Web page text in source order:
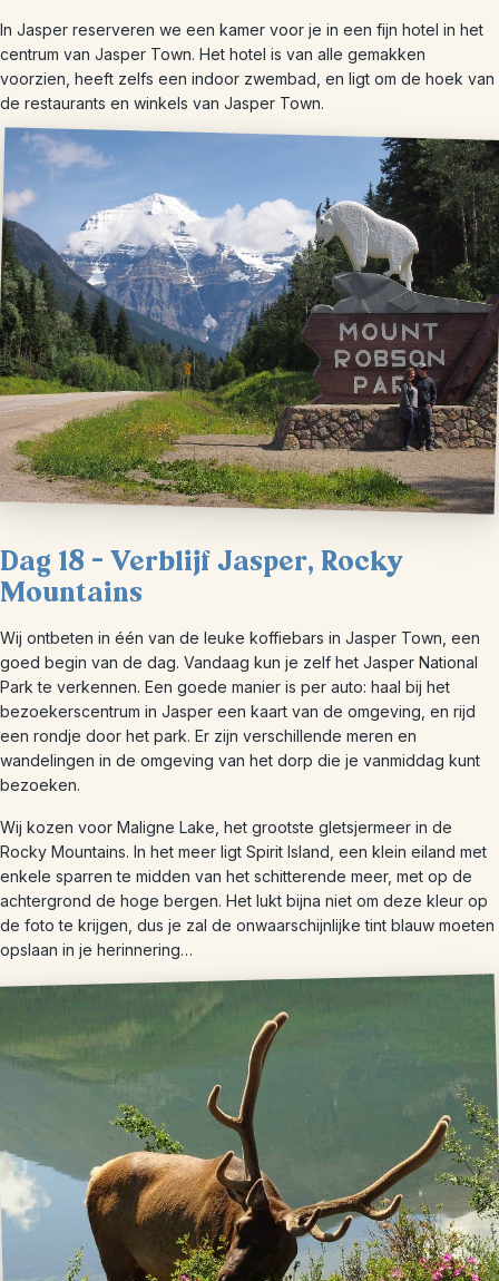
In Jasper reserveren we een kamer voor je in een fijn hotel in het
centrum van Jasper Town. Het hotel is van alle gemakken
voorzien, heeft zelfs een indoor zwembad, en ligt om de hoek van
de restaurants en winkels van Jasper Town.
Dag 18 – Verblijf Jasper, Rocky
Mountains
Wij ontbeten in één van de leuke koffiebars in Jasper Town, een
goed begin van de dag. Vandaag kun je zelf het Jasper National
Park te verkennen. Een goede manier is per auto: haal bij het
bezoekerscentrum in Jasper een kaart van de omgeving, en rijd
een rondje door het park. Er zijn verschillende meren en
wandelingen in de omgeving van het dorp die je vanmiddag kunt
bezoeken.
Wij kozen voor Maligne Lake, het grootste gletsjermeer in de
Rocky Mountains. In het meer ligt Spirit Island, een klein eiland met
enkele sparren te midden van het schitterende meer, met op de
achtergrond de hoge bergen. Het lukt bijna niet om deze kleur op
de foto te krijgen, dus je zal de onwaarschijnlijke tint blauw moeten
opslaan in je herinnering…